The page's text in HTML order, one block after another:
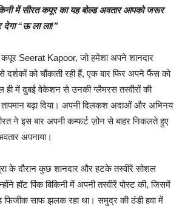
में सीरत कपूर का यह बोल्ड अवतार आपको जरूर
“ऊ ला ला!”
कपूर Seerat Kapoor, जो हमेशा अपने शानदार
को चौंकाती रही हैं, एक बार फिर अपने फैंस को
ही में दुबई वेकेशन से उनकी ग्लैमरस तस्वीरों की
तापमान बढ़ा दिया। अपनी दिलकश अदाओं और अभिनय
ने इस बार अपनी कम्फर्ट ज़ोन से बाहर निकलते हुए
अपनाया।
के दौरान कुछ शानदार और हटके तस्वीरें सोशल
हॉट पिंक बिकिनी में अपनी तस्वीरें पोस्ट की, जिसमें
साफ झलक रहा था। समुद्र की ठंडी हवा में